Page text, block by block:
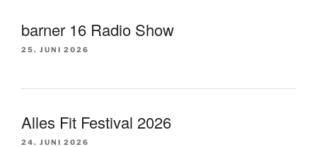
barner 16 Radio Show
25. JUNI 2026
Alles Fit Festival 2026
24. JUNI 2026